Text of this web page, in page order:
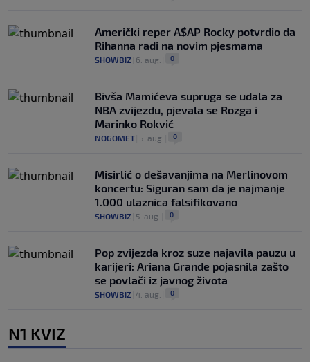
Američki reper A$AP Rocky potvrdio da
Rihanna radi na novim pjesmama
SHOWBIZ 6. aug. 0
Bivša Mamićeva supruga se udala za
NBA zvijezdu, pjevala se Rozga i
Marinko Rokvić
NOGOMET 5. aug. 0
Misirlić o dešavanjima na Merlinovom
koncertu: Siguran sam da je najmanje
1.000 ulaznica falsifikovano
SHOWBIZ 5. aug. 0
Pop zvijezda kroz suze najavila pauzu u
karijeri: Ariana Grande pojasnila zašto
se povlači iz javnog života
SHOWBIZ 4. aug. 0
N1 KVIZ